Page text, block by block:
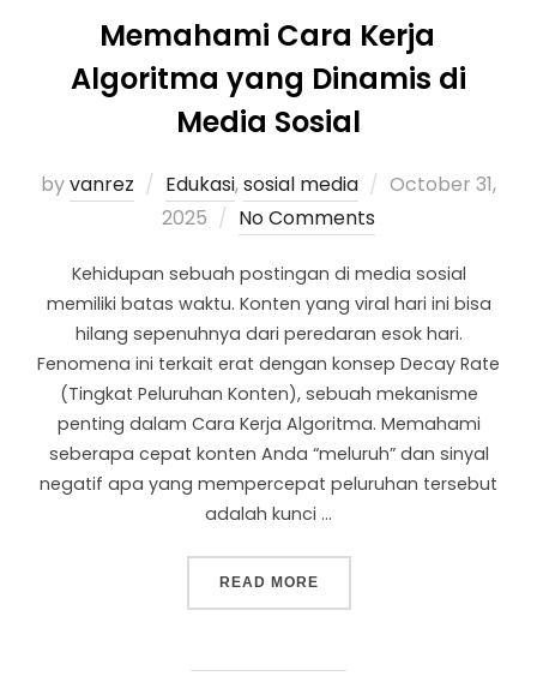
Memahami Cara Kerja
Algoritma yang Dinamis di
Media Sosial
byvanrez Edukasi,sosial media
October 31,
2025
No Comments
Kehidupan sebuah postingan di media sosial
memiliki batas waktu. Konten yang viral hari ini bisa
hilang sepenuhnya dari peredaran esok hari.
Fenomena ini terkait erat dengan konsep Decay Rate
(Tingkat Peluruhan Konten), sebuah mekanisme
penting dalam Cara Kerja Algoritma. Memahami
seberapa cepat konten Anda “meluruh” dan sinyal
negatif apa yang mempercepat peluruhan tersebut
adalah kunci …
READ MORE